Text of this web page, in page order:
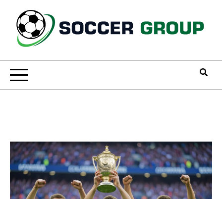
content
Soccer Group